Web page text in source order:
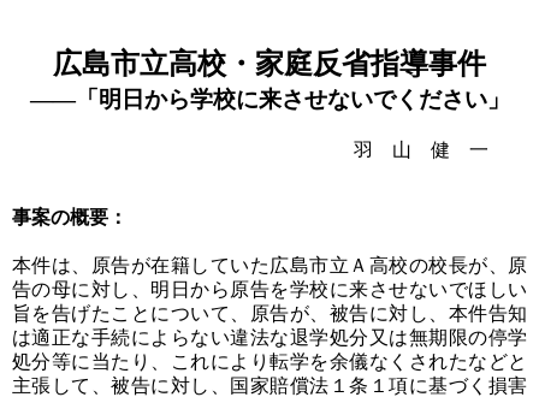
広島市立高校・家庭反省指導事件
――「明日から学校に来させないでください」
羽 山 健 一
事案の概要：
本件は、原告が在籍していた広島市立Ａ高校の校長が、原
告の母に対し、明日から原告を学校に来させないでほしい
旨を告げたことについて、原告が、被告に対し、本件告知
は適正な手続によらない違法な退学処分又は無期限の停学
処分等に当たり、これにより転学を余儀なくされたなどと
主張して、被告に対し、国家賠償法１条１項に基づく損害